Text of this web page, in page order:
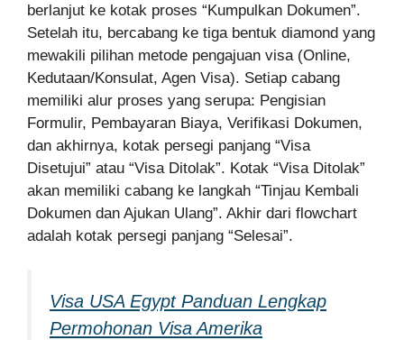
berlanjut ke kotak proses “Kumpulkan Dokumen”.
Setelah itu, bercabang ke tiga bentuk diamond yang
mewakili pilihan metode pengajuan visa (Online,
Kedutaan/Konsulat, Agen Visa). Setiap cabang
memiliki alur proses yang serupa: Pengisian
Formulir, Pembayaran Biaya, Verifikasi Dokumen,
dan akhirnya, kotak persegi panjang “Visa
Disetujui” atau “Visa Ditolak”. Kotak “Visa Ditolak”
akan memiliki cabang ke langkah “Tinjau Kembali
Dokumen dan Ajukan Ulang”. Akhir dari flowchart
adalah kotak persegi panjang “Selesai”.
Visa USA Egypt Panduan Lengkap
Permohonan Visa Amerika